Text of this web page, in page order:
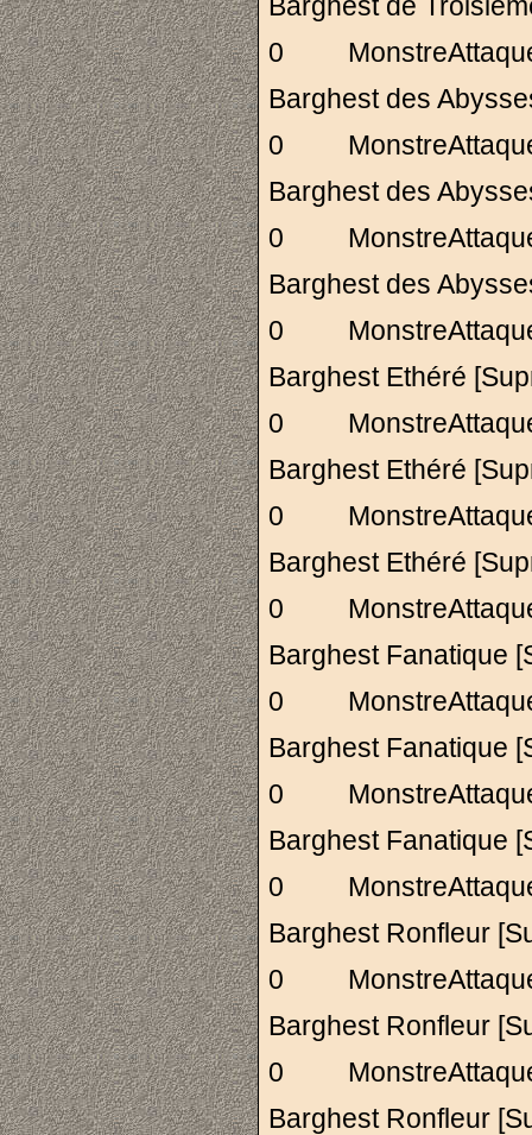
0
Barghest des
0
Barghest des
0
Barghest des
0
Barghest Ethéré
0
Barghest Ethéré
0
Barghest Ethéré
0
Barghest
0
Barghest
0
Barghest
0
Barghest
0
Barghest
0
Barghest